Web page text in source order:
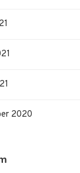
man se i sitt
2020